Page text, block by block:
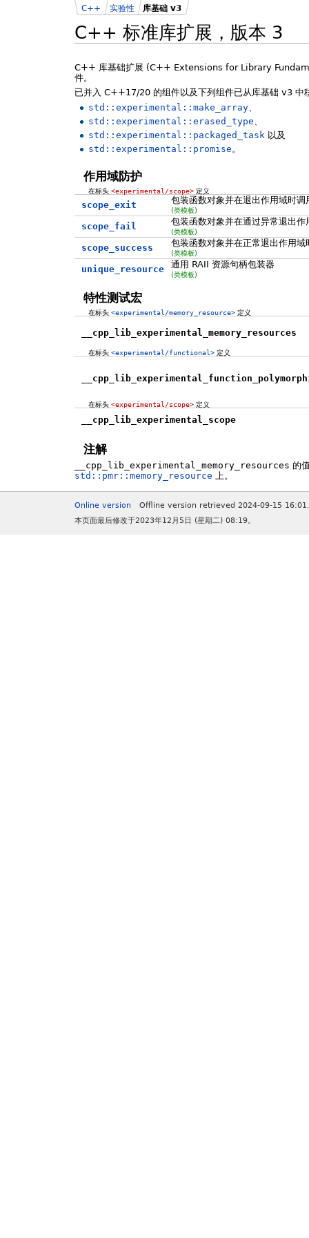
C++ 标准库扩展，版本 3
C++ 实验性 库基础 v3
C++ 库基础扩展 (C++ Extensions for Library
件。
已并入 C++17/20 的组件以及下列组件已从库基础 v3 中
std::experimental::make_array、
std::experimental::erased_type、
std::experimental::packaged_task 以及
std::experimental::promise 。
作用域防护
在标头<experimental/scope> 定义
scope_exit 包装函数对象并在退出作用域时调
(类模板)
scope_fail 包装函数对象并在通过异常退出作
(类模板)
scope_success 包装函数对象并在正常退出作用域
(类模板)
unique_resource 通用 RAII 资源句柄包装器
(类模板)
特性测试宏
在标头<experimental/memory_resource> 定义
__cpp_lib_experimental_memory_resources
在标头<experimental/functional> 定义
在标头<experimental/scope> 定义
__cpp_lib_experimental_scope
注解
__cpp_lib_experimental_memory_resources 的
std::pmr::memory_resource 上。
Online version
Offline version retrieved 2024-09-15 16:01.
本页面最后修改于2023年12月5日 (星期二) 08:19。